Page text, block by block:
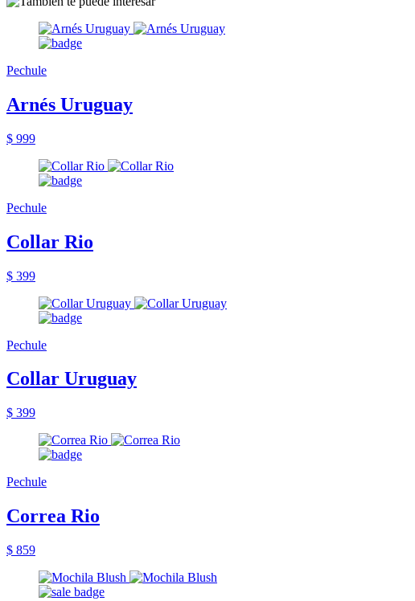
Pechule
Arnés Uruguay
$ 999
Pechule
Collar Rio
$ 399
Pechule
Collar Uruguay
$ 399
Pechule
Correa Rio
$ 859